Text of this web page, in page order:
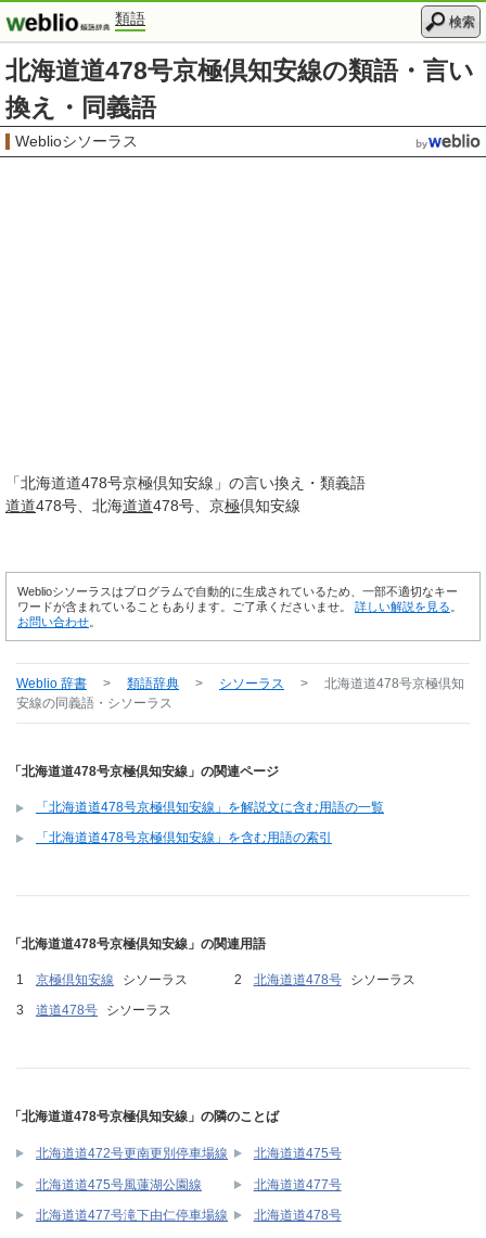
類語 検索
北海道道478号京極倶知安線の類語・言い
換え・同義語
Weblioシソーラス
「北海道道478号京極倶知安線 」の言い換え・類義語
道道478号 北海道道478号 京極倶知安線
Weblioシソーラスはプログラムで自動的に生成されているため、一部不適切なキー
ワードが含まれていることもあります。ご了承くださいませ。 詳しい解説を見る
お問い合わせ
Weblio 辞書 > 類語辞典 > シソーラス >
北海道道478号京極倶知
安線の同義語・シソーラス
「北海道道478号京極倶知安線」の関連ページ
「北海道道478号京極倶知安線」を解説文に含む用語の一覧
「北海道道478号京極倶知安線」を含む用語の索引
「北海道道478号京極倶知安線」の関連用語
京極倶知安線 シソーラス 北海道道478号
シソーラス
道道478号
シソーラス
「北海道道478号京極倶知安線」の隣のことば
北海道道472号更南更別停車場線 北海道道475号
北海道道475号風蓮湖公園線 北海道道477号
北海道道477号滝下由仁停車場線 北海道道478号